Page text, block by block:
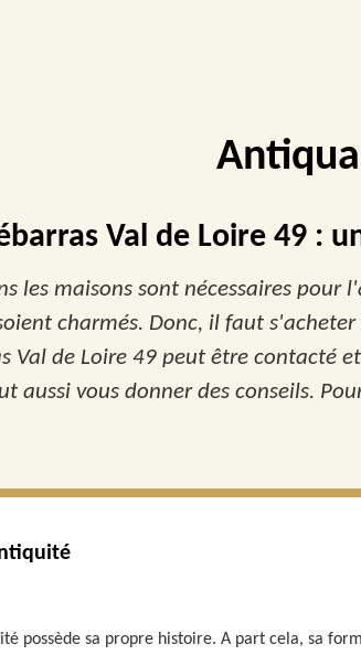
Val de Loire 49 :
les maisons sont nécessaires
charmés. Donc, il faut
Val de Loire 49 peut être contacté
aussi vous donner des conseils.
possède sa propre histoire. A part cela, sa